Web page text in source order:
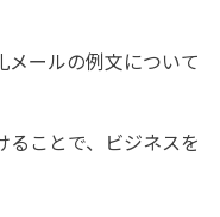
メールの例文について
ことで、ビジネスを